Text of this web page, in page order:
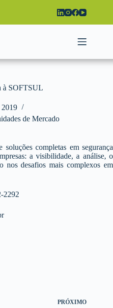
à SOFTSUL
2019
de Mercado
completas em segurança
a visibilidade, a análise, o
nos desafios mais complexos em
2292
PRÓXIMO